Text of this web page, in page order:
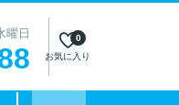
曜日
お気に入り
0